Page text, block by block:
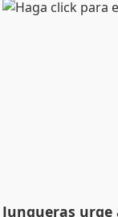
Junqueras